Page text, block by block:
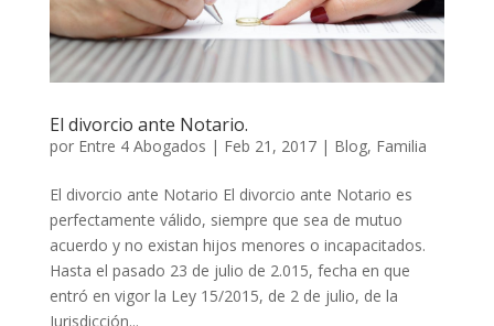
El divorcio ante Notario.
por Entre 4 Abogados | Feb 21, 2017| Blog, Familia
El divorcio ante Notario El divorcio ante Notario es
perfectamente válido, siempre que sea de mutuo
acuerdo y no existan hijos menores o incapacitados.
Hasta el pasado 23 de julio de 2.015, fecha en que
entró en vigor la Ley 15/2015, de 2 de julio, de la
Jurisdicción...